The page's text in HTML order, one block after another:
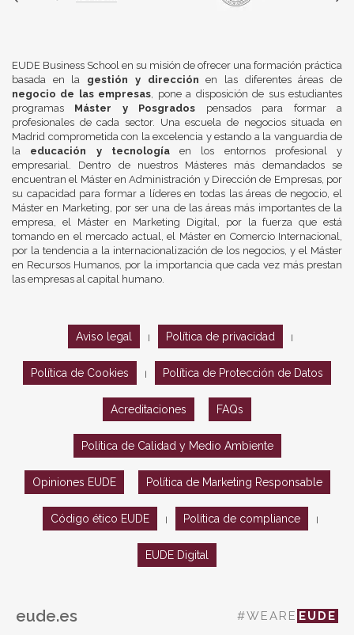
EUDE Business School en su misión de ofrecer una formación práctica
basada en la gestión y dirección en las diferentes áreas de
negocio de las empresas, pone a disposición de sus estudiantes
programas Máster y Posgrados pensados para formar a
profesionales de cada sector. Una escuela de negocios situada en
Madrid comprometida con la excelencia y estando a la vanguardia de
la educación y tecnologíaen los entornos profesional y
empresarial. Dentro de nuestros Másteres más demandados se
encuentran el Máster en Administración y Dirección de Empresas, por
su capacidad para formar a líderes en todas las áreas de negocio, el
Máster en Marketing, por ser una de las áreas más importantes de la
empresa, el Máster en Marketing Digital, por la fuerza que está
tomando en el mercado actual, el Máster en Comercio Internacional,
por la tendencia a la internacionalización de los negocios, y el Máster
en Recursos Humanos, por la importancia que cada vez más prestan
las empresas al capital humano.
Aviso legal Política de privacidad
Política de Cookies Política de Protección de Datos
Acreditaciones FAQs
Política de Calidad y Medio Ambiente
Opiniones EUDE Política de Marketing Responsable
Código ético EUDE Política de compliance
EUDE Digital
eude.es #WEARE EUDE